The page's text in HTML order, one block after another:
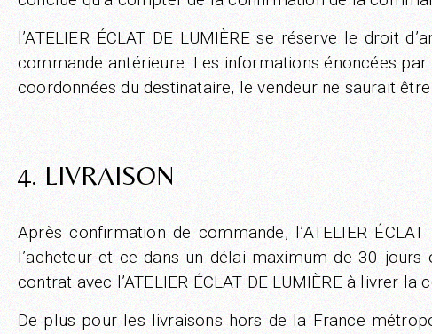
l’ATELIER ÉCLAT DE LUMIÈRE se réserve le droit
commande antérieure. Les informations énoncées
coordonnées du destinataire, le vendeur ne saurait
4. LIVRAISON
Après confirmation de commande, l’ATELIER
l’acheteur et ce dans un délai maximum de 30
contrat avec l’ATELIER ÉCLAT DE LUMIÈRE à livrer la
De plus pour les livraisons hors de la France